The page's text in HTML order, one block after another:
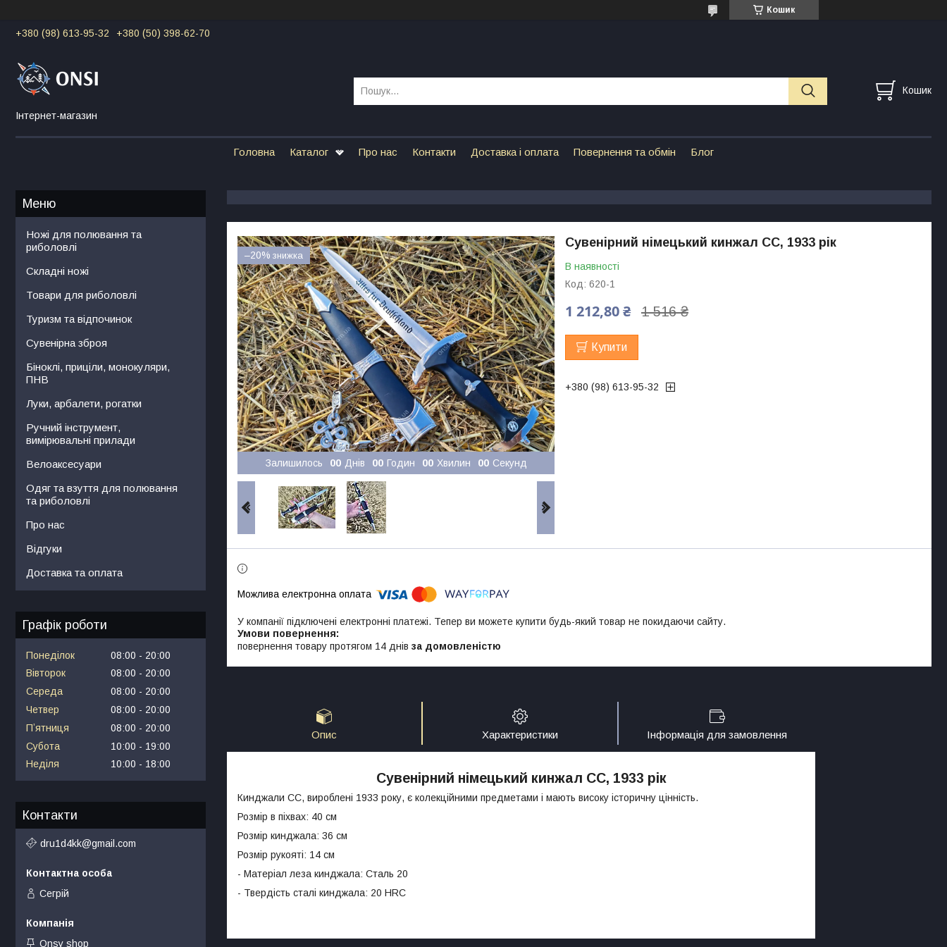
Кошик
+380 (98) 613-95-32 +380 (50) 398-62-70
Інтернет-магазин
Кошик
Головна Каталог Про нас Контакти Доставка і оплата Повернення та обмін Блог
–20%
Залишилось 00 Днів 00 Годин 00 Хвилин 00 Секунд
Сувенірний німецький кинжал СС, 1933 рік
В наявності
Код: 620-1
1 516 ₴
1 212,80 ₴
Купити
+380 (98) 613-95-32
У компанії підключені електронні платежі. Тепер ви можете купити будь-який товар не покидаючи сайту.
повернення товару протягом 14 днів за домовленістю
Опис Характеристики Інформація для замовлення
Сувенірний німецький кинжал СС, 1933 рік
Кинджали СС, вироблені 1933 року, є колекційними предметами і мають високу історичну цінність.
Розмір в піхвах: 40 см
Розмір кинджала: 36 см
Розмір рукояті: 14 см
- Матеріал леза кинджала: Сталь 20
- Твердість сталі кинджала: 20 HRC
Ножі для полювання та
риболовлі
Складні ножі
Товари для риболовлі
Туризм та відпочинок
Сувенірна зброя
Біноклі, приціли, монокуляри,
ПНВ
Луки, арбалети, рогатки
Ручний інструмент,
вимірювальні прилади
Велоаксесуари
Одяг та взуття для полювання
та риболовлі
Про нас
Відгуки
Доставка та оплата
Графік роботи
Понеділок 08:00
20:00
Вівторок
08:00
20:00
Середа
08:00
20:00
Четвер
08:00
20:00
Пʼятниця
08:00
20:00
Субота
10:00
19:00
Неділя
10:00 18:00
Контакти
dru1d4kk@gmail.com
Сегрій
Onsy shop